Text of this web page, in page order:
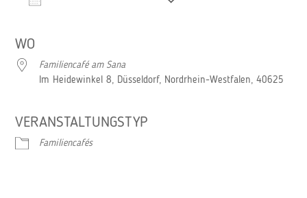
WO
Familiencafé am Sana
Im Heidewinkel 8, Düsseldorf, Nordrhein-Westfalen, 40625
VERANSTALTUNGSTYP
Familiencafés